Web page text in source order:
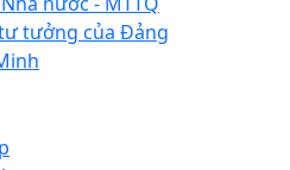
tưởng của Đảng